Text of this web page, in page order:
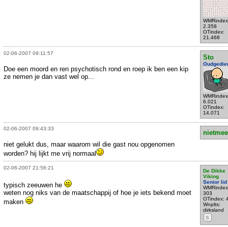
2.358
OTindex:
21.468
02-06-2007 09:11:57
Sto
6.021
OTindex:
14.071
Doe een moord en ren psychotisch rond en roep ik ben een kip
ze nemen je dan vast wel op...
02-06-2007 09:43:33
niet gelukt dus, maar waarom wil die gast nou opgenomen
worden? hij lijkt me vrij normaal
02-06-2007 21:56:21
De Dikke
Viking
Senior lid
303
OTindex:
Wnplts:
dirksland
S
typisch zeeuwen he
weten nog niks van de maatschappij of hoe je iets bekend moet
maken